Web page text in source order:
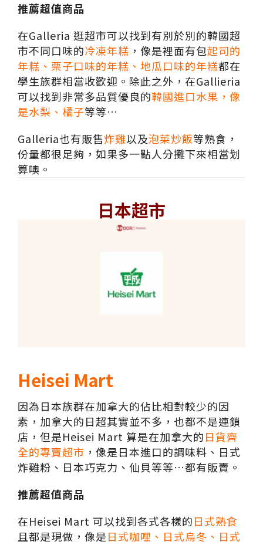
推薦超值商品
在Galleria 逛超市可以找到有別於別的韓國超
市不同口味的冷凍年糕 ，像是裡面有包起司的
年糕、栗子口味的年糕、地瓜口味的年糕都在
學生族群相當收歡迎。除此之外，在Gallieria
可以找到非常多品質優良的韓國進口水果，像
是水梨、橘子等等…
Galleria也有販售炸雞以及泡菜炒飯等熟食，
份量都很足夠，如果多一點人分攤下來相當划
算噢。
日本超市
Heisei Mart
因為日本族群在加拿大的佔比相對較少的因
素，加拿大的日超其實並不多，也都不是連鎖
店，但是Heisei Mart 算是在加拿大的日貨齊
全的專賣超市 ，像是日本進口的調味料、日式
炸雞粉、日本巧克力、仙貝等等…都有販賣。
推薦超值商品
在Heisei Mart 可以找到各式各樣的日式熟食
且都是現做，像是日式咖哩、日式烏冬、日式